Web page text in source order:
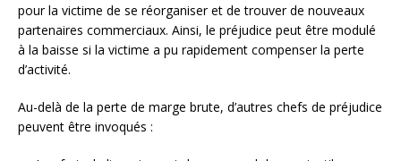
pour la victime de se réorganiser et de trouver de nouveaux
partenaires commerciaux. Ainsi, le préjudice peut être modulé
à la baisse si la victime a pu rapidement compenser la perte
d’activité.
Au-delà de la perte de marge brute, d’autres chefs de préjudice
peuvent être invoqués :